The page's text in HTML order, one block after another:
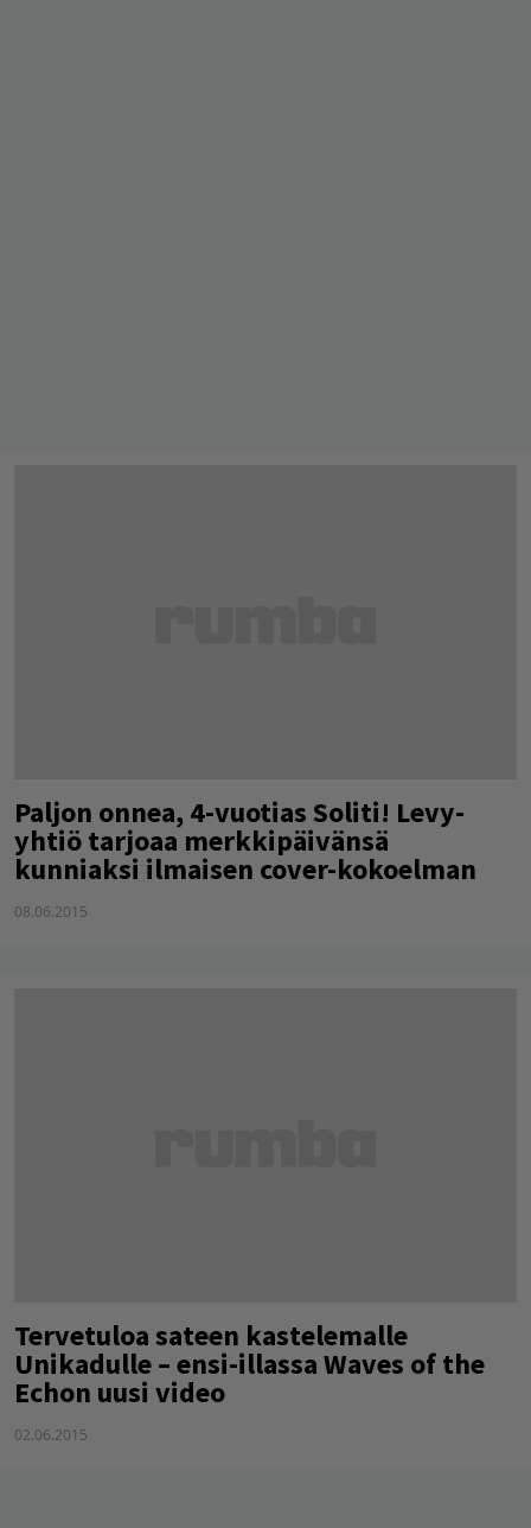
Paljon onnea, 4-vuotias Soliti! Levy-
yhtiö tarjoaa merkkipäivänsä
kunniaksi ilmaisen cover-kokoelman
08.06.2015
Tervetuloa sateen kastelemalle
Unikadulle – ensi-illassa Waves of the
Echon uusi video
02.06.2015